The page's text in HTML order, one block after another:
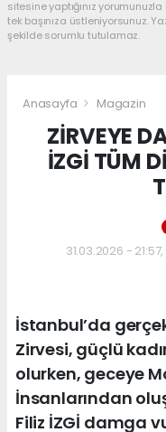
sitesine yaptığınız
tek başınıza üstleniyorsunuz.
şekilde sorumlu tutulamaz.
Anasayfa Magazin
ZİRVEYE
İZGİ TÜM
31.03.2026 -
İstanbul’da
Zirvesi, güçlü
olurken, geceye
İnsanlarından
Filiz İZGİ damga